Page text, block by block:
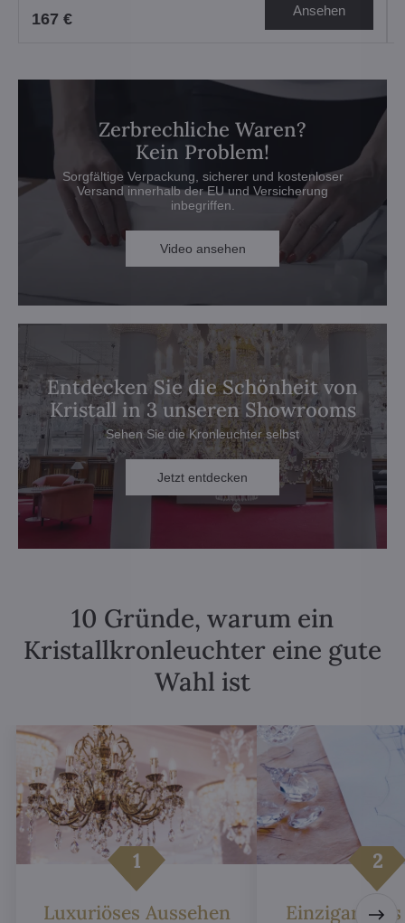
167 € Ansehen
Zerbrechliche Waren?
Kein Problem!
Sorgfältige Verpackung, sicherer und kostenloser
Versand innerhalb der EU und Versicherung
inbegriffen.
Video ansehen
Entdecken Sie die Schönheit von
Kristall in 3 unseren Showrooms
Sehen Sie die Kronleuchter selbst
Jetzt entdecken
10 Gründe, warum ein
Kristallkronleuchter eine gute
Wahl ist
Luxuriöses Aussehen